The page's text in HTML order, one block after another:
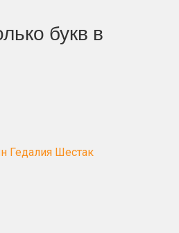
букв в
Гедалия Шестак